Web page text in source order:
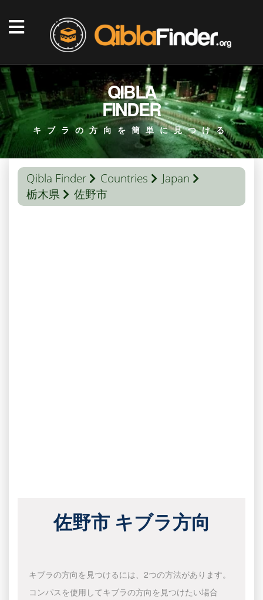
QIBLA
FINDER
キブラの方向を簡単に見つける
Qibla Finder Countries
Japan
栃木県
佐野市
佐野市 キブラ方向
キブラの方向を見つけるには、2つの方法があります。
コンパスを使用してキブラの方向を見つけたい場合